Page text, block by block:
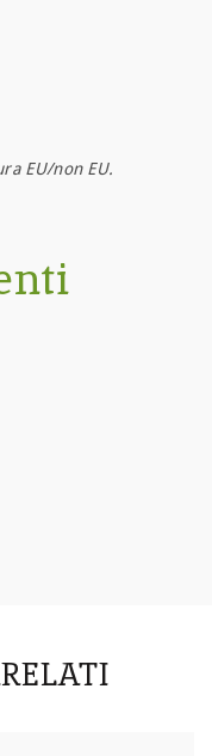
EU/non EU.